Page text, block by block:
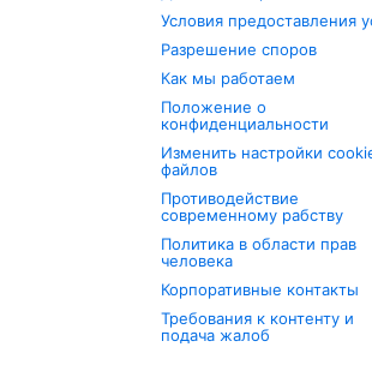
Условия предоставления
Разрешение споров
Как мы работаем
Положение о
конфиденциальности
Изменить настройки
файлов
Противодействие
современному рабству
Политика в области прав
человека
Корпоративные контакты
Требования к контенту и
подача жалоб